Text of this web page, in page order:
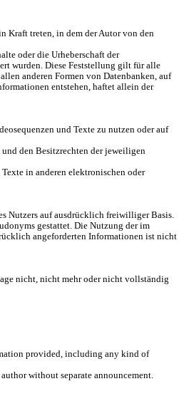
Kraft treten, in dem der Autor von den
oder die Urheberschaft der
wurden. Diese Feststellung gilt für alle
anderen Formen von Datenbanken, auf
entstehen, haftet allein der
und Texte zu nutzen oder auf
den Besitzrechten der jeweiligen
in anderen elektronischen oder
Nutzers auf ausdrücklich freiwilliger Basis.
gestattet. Die Nutzung der im
angeforderten Informationen ist nicht
nicht, nicht mehr oder nicht vollständig
provided, including any kind of
without separate announcement.